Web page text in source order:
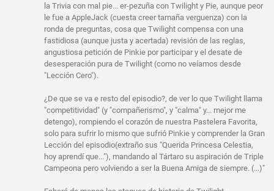
la Trivia con mal pie... er-pezuña con Twilight y Pie, aunque peor
le fue a AppleJack (cuesta creer tamaña verguenza) con la
ronda de preguntas, cosa que Twilight compensa con una
fastidiosa (aunque justa y acertada) revisión de las reglas,
angustiosa petición de Pinkie por participar y el desate de
desesperación pura de Twilight (como no veíamos desde
"Lección Cero").
¿De que se va e resto del episodio?, de ver lo que Twilight llama
"competitividad" (y "compañerismo", y "calma" y... mejor me
detengo), rompiendo el corazón de nuestra Pastelera Favorita,
solo para sufrir lo mismo que sufrió Pinkie y comprender la Gran
Lección del episodio(extraño sus "Querida Princesa Celestia,
hoy aprendí que..."), mandando al Tártaro su aspiración de Triple
Campeona pero volviendo a ser la Buena Amiga de siempre. (...)"